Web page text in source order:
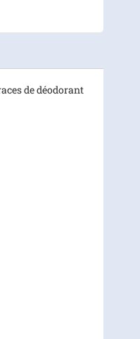
de déodorant